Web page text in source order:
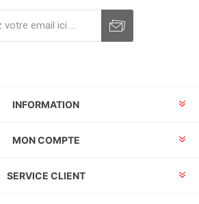
INFORMATION
MON COMPTE
SERVICE CLIENT